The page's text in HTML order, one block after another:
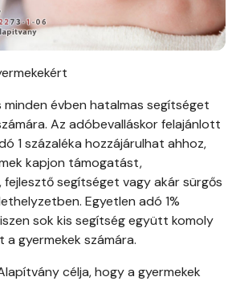
minden évben hatalmas segítséget
Az adóbevalláskor felajánlott
1 százaléka hozzájárulhat ahhoz,
kapjon támogatást,
segítséget vagy akár sürgős
Egyetlen adó 1%
sok kis segítség együtt komoly
gyermekek számára.
célja, hogy a gyermekek